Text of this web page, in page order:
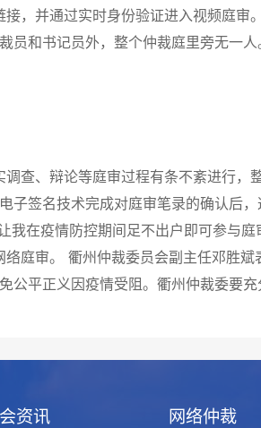
并通过实时身份验证进入视频庭审
和书记员外，整个仲裁庭里旁无一人
、辩论等庭审过程有条不紊进行，
签名技术完成对庭审笔录的确认后
在疫情防控期间足不出户即可参与庭
审。 衢州仲裁委员会副主任邓胜斌
平正义因疫情受阻。衢州仲裁委要
资讯 网络仲裁